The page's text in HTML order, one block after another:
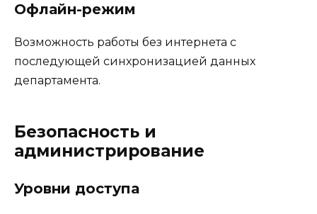
Офлайн-режим
Возможность работы без интернета с
последующей синхронизацией данных
департамента.
Безопасность и
администрирование
Уровни доступа